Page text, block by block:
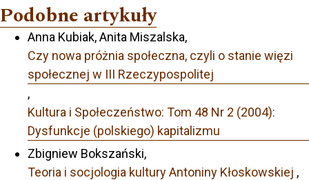
Podobne artykuły
Anna Kubiak, Anita Miszalska,
Czy nowa próżnia społeczna, czyli o stanie więzi
społecznej w III Rzeczypospolitej
,
Kultura i Społeczeństwo: Tom 48 Nr 2 (2004):
Dysfunkcje (polskiego) kapitalizmu
Zbigniew Bokszański,
Teoria i socjologia kultury Antoniny Kłoskowskiej ,